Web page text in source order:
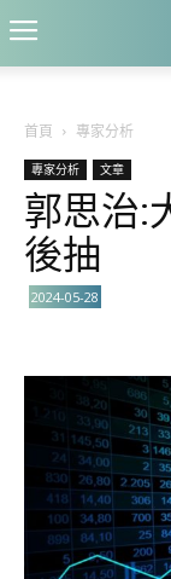
首頁 專家分析
專家分析 文章
郭思治:
後抽
2024-05-28